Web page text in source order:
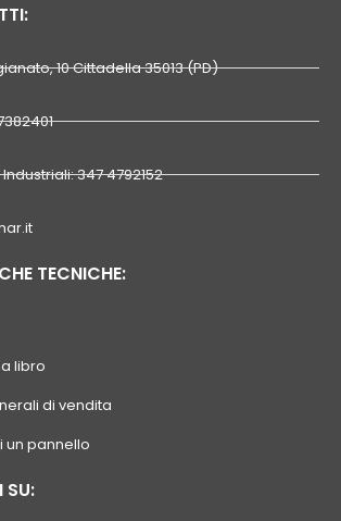
10 Cittadella 35013 (PD)
347 4792152
TECNICHE:
libro
di vendita
un pannello
SU: